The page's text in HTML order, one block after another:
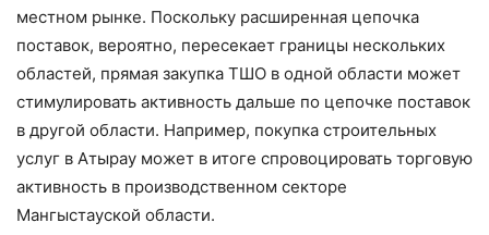
местном рынке. Поскольку расширенная цепочка
поставок, вероятно, пересекает границы нескольких
областей, прямая закупка ТШО в одной области может
стимулировать активность дальше по цепочке поставок
в другой области. Например, покупка строительных
услуг в Атырау может в итоге спровоцировать торговую
активность в производственном секторе
Мангыстауской области.